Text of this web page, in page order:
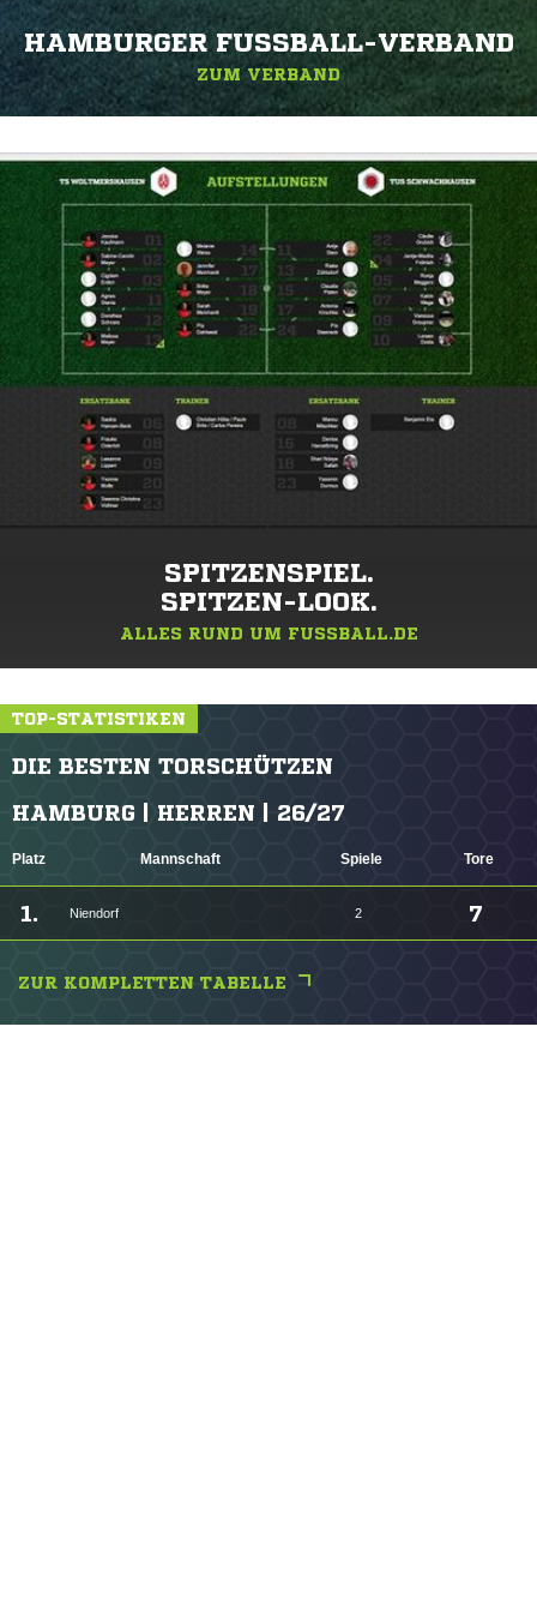
HAMBURGER FUSSBALL-VERBAND
ZUM VERBAND
SPITZENSPIEL.
SPITZEN-LOOK.
ALLES RUND UM FUSSBALL.DE
TOP-STATISTIKEN
DIE BESTEN TORSCHÜTZEN
HAMBURG | HERREN | 26/27
Platz Mannschaft Spiele Tore
1. Niendorf 2 7
ZUR KOMPLETTEN TABELLE